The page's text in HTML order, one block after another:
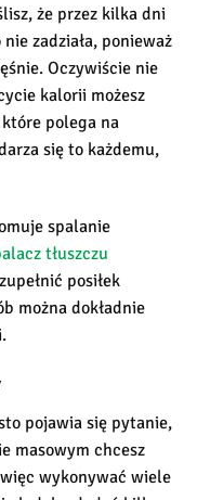
że przez kilka dni
zadziała, ponieważ
Oczywiście nie
kalorii możesz
polega na
się to każdemu,
spalanie
tłuszczu
posiłek
można dokładnie
pojawia się pytanie,
masowym chcesz
wykonywać wiele